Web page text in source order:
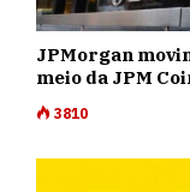
JPMorgan
meio da JPM
3810